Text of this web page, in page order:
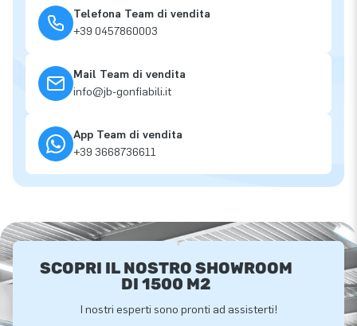
Telefona Team di vendita
+39 0457860003
Mail Team di vendita
info@jb-gonfiabili.it
App Team di vendita
+39 3668736611
SCOPRI IL NOSTRO SHOWROOM
DI 1500 M2
I nostri esperti sono pronti ad assisterti!